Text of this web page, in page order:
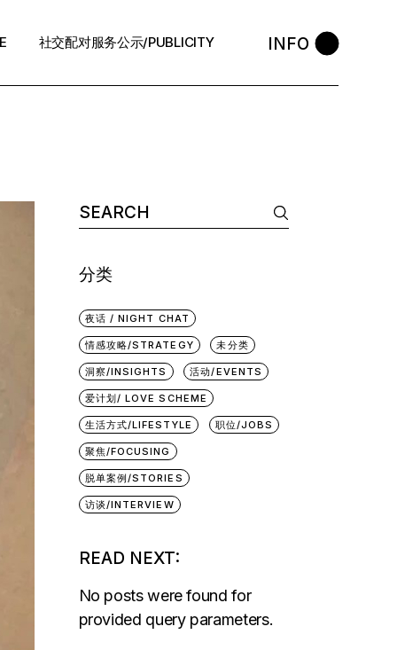
社交配对服务公示/PUBLICITY
隐私政策/Privacy Policy
预约咨询 / Book
INFO
Search
for:
分类
夜话 / NIGHT CHAT
情感攻略/STRATEGY 未分类
洞察/INSIGHTS 活动/EVENTS
爱计划/ LOVE SCHEME
生活方式/LIFESTYLE 职位/JOBS
聚焦/FOCUSING
脱单案例/STORIES
访谈/INTERVIEW
READ NEXT:
No posts were found for
provided query parameters.